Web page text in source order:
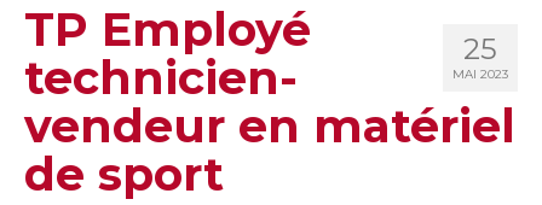
25
MAI 2023
TP Employé
technicien-
vendeur en matériel
de sport